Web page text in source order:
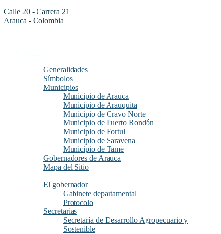
Calle 20 - Carrera 21
Arauca - Colombia
Generalidades
Símbolos
Municipios
Municipio de Arauca
Municipio de Arauquita
Municipio de Cravo Norte
Municipio de Puerto Rondón
Municipio de Fortul
Municipio de Saravena
Municipio de Tame
Gobernadores de Arauca
Mapa del Sitio
El gobernador
Gabinete departamental
Protocolo
Secretarias
Secretaría de Desarrollo Agropecuario y
Sostenible